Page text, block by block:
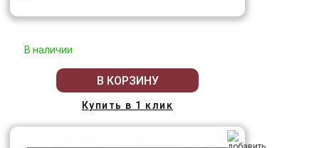
В наличии
В КОРЗИНУ
Купить в 1 клик